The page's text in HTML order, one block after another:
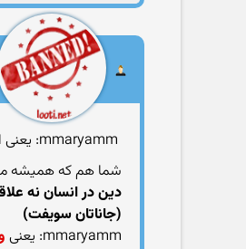
شما هم که همیشه
دين در انسان نه
(جاناتان سويفت‬)
mmaryamm: یعنی